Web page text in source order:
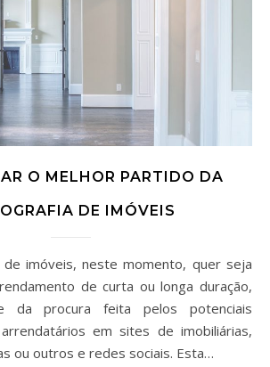
O MELHOR PARTIDO DA
DE IMÓVEIS
de curta ou longa duração,
da procura feita pelos potenciais
em sites de imobiliárias,
ou outros e redes sociais. Esta…